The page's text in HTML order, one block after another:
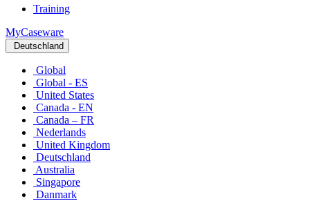
Training
MyCaseware
Deutschland
Global
Global - ES
United States
Canada - EN
Canada – FR
Nederlands
United Kingdom
Deutschland
Australia
Singapore
Danmark